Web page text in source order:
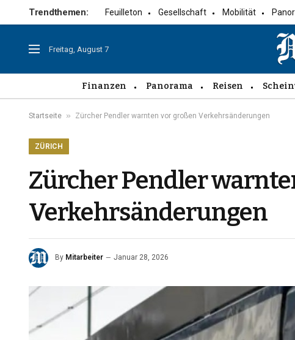
Trendthemen: Feuilleton Gesellschaft Mobilität
Freitag, August 7
Finanzen Panorama Reisen
Startseite » Zürcher Pendler warnten vor großen Verkehrsänderungen
ZÜRICH
Zürcher Pendler
Verkehrsänderungen
By Mitarbeiter Januar 28, 2026